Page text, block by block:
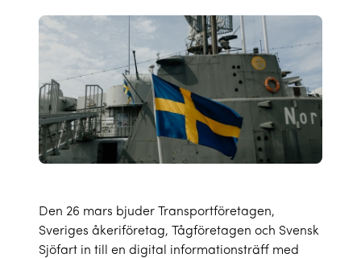
Den 26 mars bjuder Transportföretagen,
Sveriges åkeriföretag, Tågföretagen och Svensk
Sjöfart in till en digital informationsträff med